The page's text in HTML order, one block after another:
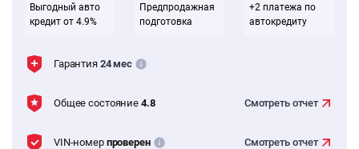
Выгодный авто
кредит от 4.9%
Предпродажная
подготовка
+2 платежа по
автокредиту
Гарантия 24 мес
Общее состояние 4.8 Смотреть отчет
VIN-номер проверен Смотреть отчет